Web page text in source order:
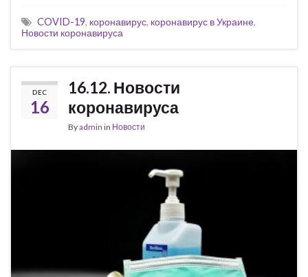
COVID-19, коронавирус, коронавирус в Украине,
Новости коронавируса
DEC
16
16.12. Новости
коронавируса
Byadmin in Новости